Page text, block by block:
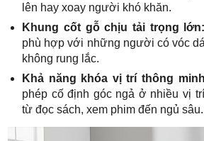
lên hay xoay người khó khăn.
Khung cốt gỗ chịu tải trọng lớn:
phù hợp với những người có vóc
không rung lắc.
Khả năng khóa vị trí thông
phép cố định góc ngả ở nhiều vị
từ đọc sách, xem phim đến ngủ sâu.